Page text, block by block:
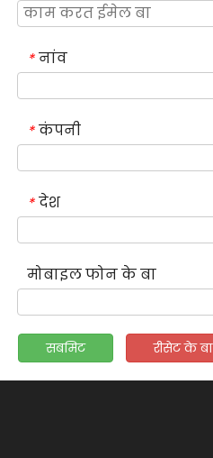
* नांव
* कंपनी
* देश
मोबाइल फोन के बा
सबमिट रीसेट के बा